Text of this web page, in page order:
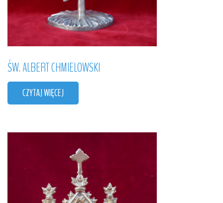
ŚW.ALBERTCHMIELOWSKI
CZYTAJ WIĘCEJ